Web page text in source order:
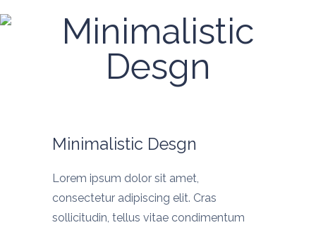
Minimalistic
Desgn
Minimalistic Desgn
Lorem ipsum dolor sit amet,
consectetur adipiscing elit. Cras
sollicitudin, tellus vitae condimentum